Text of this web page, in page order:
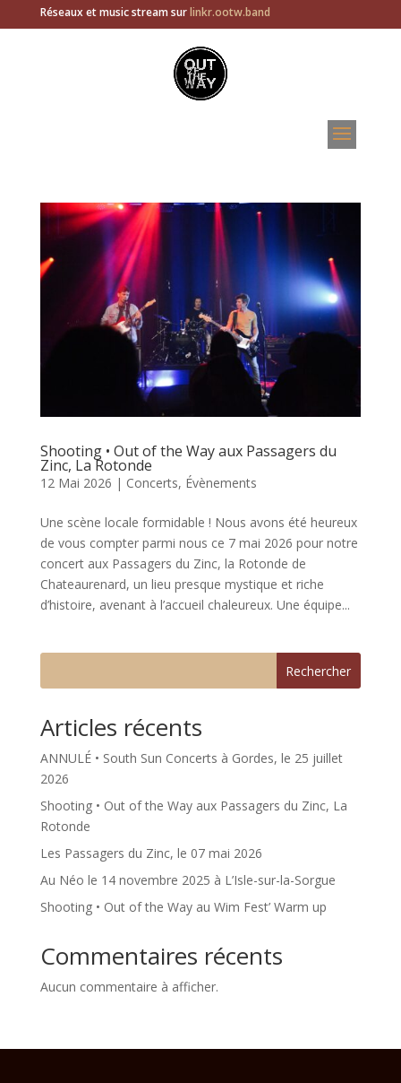
Réseaux et music stream surlinkr.ootw.band
Shooting • Out of the Way aux Passagers du
Zinc, La Rotonde
12 Mai 2026 | Concerts, Évènements
Une scène locale formidable ! Nous avons été heureux
de vous compter parmi nous ce 7 mai 2026 pour notre
concert aux Passagers du Zinc, la Rotonde de
Chateaurenard, un lieu presque mystique et riche
d’histoire, avenant à l’accueil chaleureux. Une équipe...
Rechercher
Articles récents
ANNULÉ • South Sun Concerts à Gordes, le 25 juillet
2026
Shooting • Out of the Way aux Passagers du Zinc, La
Rotonde
Les Passagers du Zinc, le 07 mai 2026
Au Néo le 14 novembre 2025 à L’Isle-sur-la-Sorgue
Shooting • Out of the Way au Wim Fest’ Warm up
Commentaires récents
Aucun commentaire à afficher.